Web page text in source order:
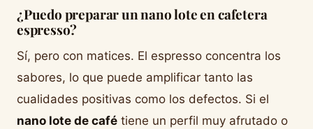
¿Puedo preparar un nano lote en cafetera
espresso?
Sí, pero con matices. El espresso concentra los
sabores, lo que puede amplificar tanto las
cualidades positivas como los defectos. Si el
nano lote de café tiene un perfil muy afrutado o